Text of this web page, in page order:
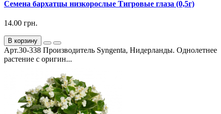
Семена бархатцы низкорослые Тигровые глаза (0,5г)
14.00 грн.
В корзину
Арт.30-338 Производитель Syngenta, Нидерланды. Однолетнее
растение с оригин...